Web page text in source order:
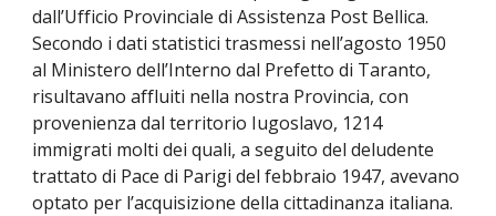
dall’Ufficio Provinciale di Assistenza Post Bellica.
Secondo i dati statistici trasmessi nell’agosto 1950
al Ministero dell’Interno dal Prefetto di Taranto,
risultavano affluiti nella nostra Provincia, con
provenienza dal territorio Iugoslavo, 1214
immigrati molti dei quali, a seguito del deludente
trattato di Pace di Parigi del febbraio 1947, avevano
optato per l’acquisizione della cittadinanza italiana.